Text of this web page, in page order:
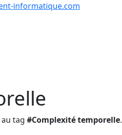
informatique.com
tag #Complexité temporelle.